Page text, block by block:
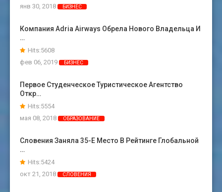
янв 30, 2018
БИЗНЕС
Компания Adria Airways Обрела Нового Владельца И
…
Hits:5608
фев 06, 2019
БИЗНЕС
Первое Студенческое Туристическое Агентство
Откр…
Hits:5554
мая 08, 2018
ОБРАЗОВАНИЕ
Словения Заняла 35-Е Место В Рейтинге Глобальной
…
Hits:5424
окт 21, 2018
СЛОВЕНИЯ